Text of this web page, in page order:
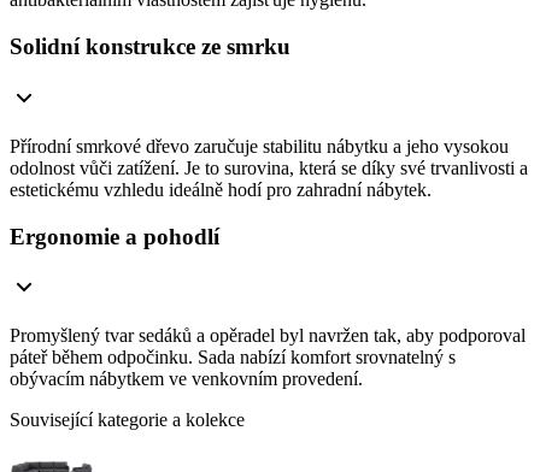
Solidní konstrukce ze smrku
Přírodní smrkové dřevo zaručuje stabilitu nábytku a jeho vysokou
odolnost vůči zatížení. Je to surovina, která se díky své trvanlivosti a
estetickému vzhledu ideálně hodí pro zahradní nábytek.
Ergonomie a pohodlí
Promyšlený tvar sedáků a opěradel byl navržen tak, aby podporoval
páteř během odpočinku. Sada nabízí komfort srovnatelný s
obývacím nábytkem ve venkovním provedení.
Související kategorie a kolekce